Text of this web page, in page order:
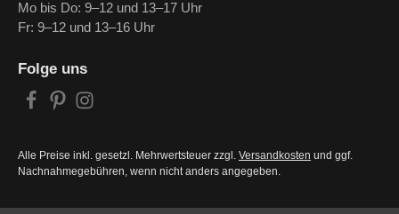
Folge uns
Alle Preise inkl. gesetzl. Mehrwertsteuer zzgl. Versandkosten und ggf.
Nachnahmegebühren, wenn nicht anders angegeben.
Mo bis Do: 9–12 und 13–17 Uhr
Fr: 9–12 und 13–16 Uhr